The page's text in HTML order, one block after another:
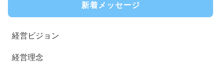
新着メッセージ
経営ビジョン
経営理念